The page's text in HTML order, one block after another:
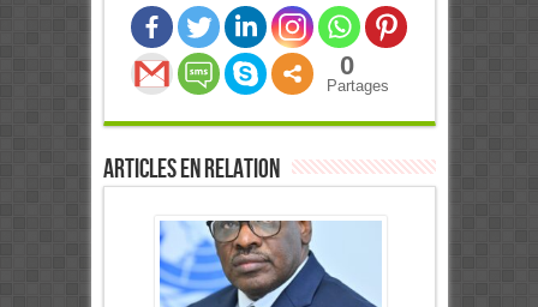
0
Partages
Articles en relation